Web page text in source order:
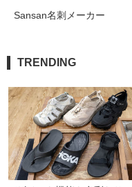
Sansan名刺メーカー
TRENDING